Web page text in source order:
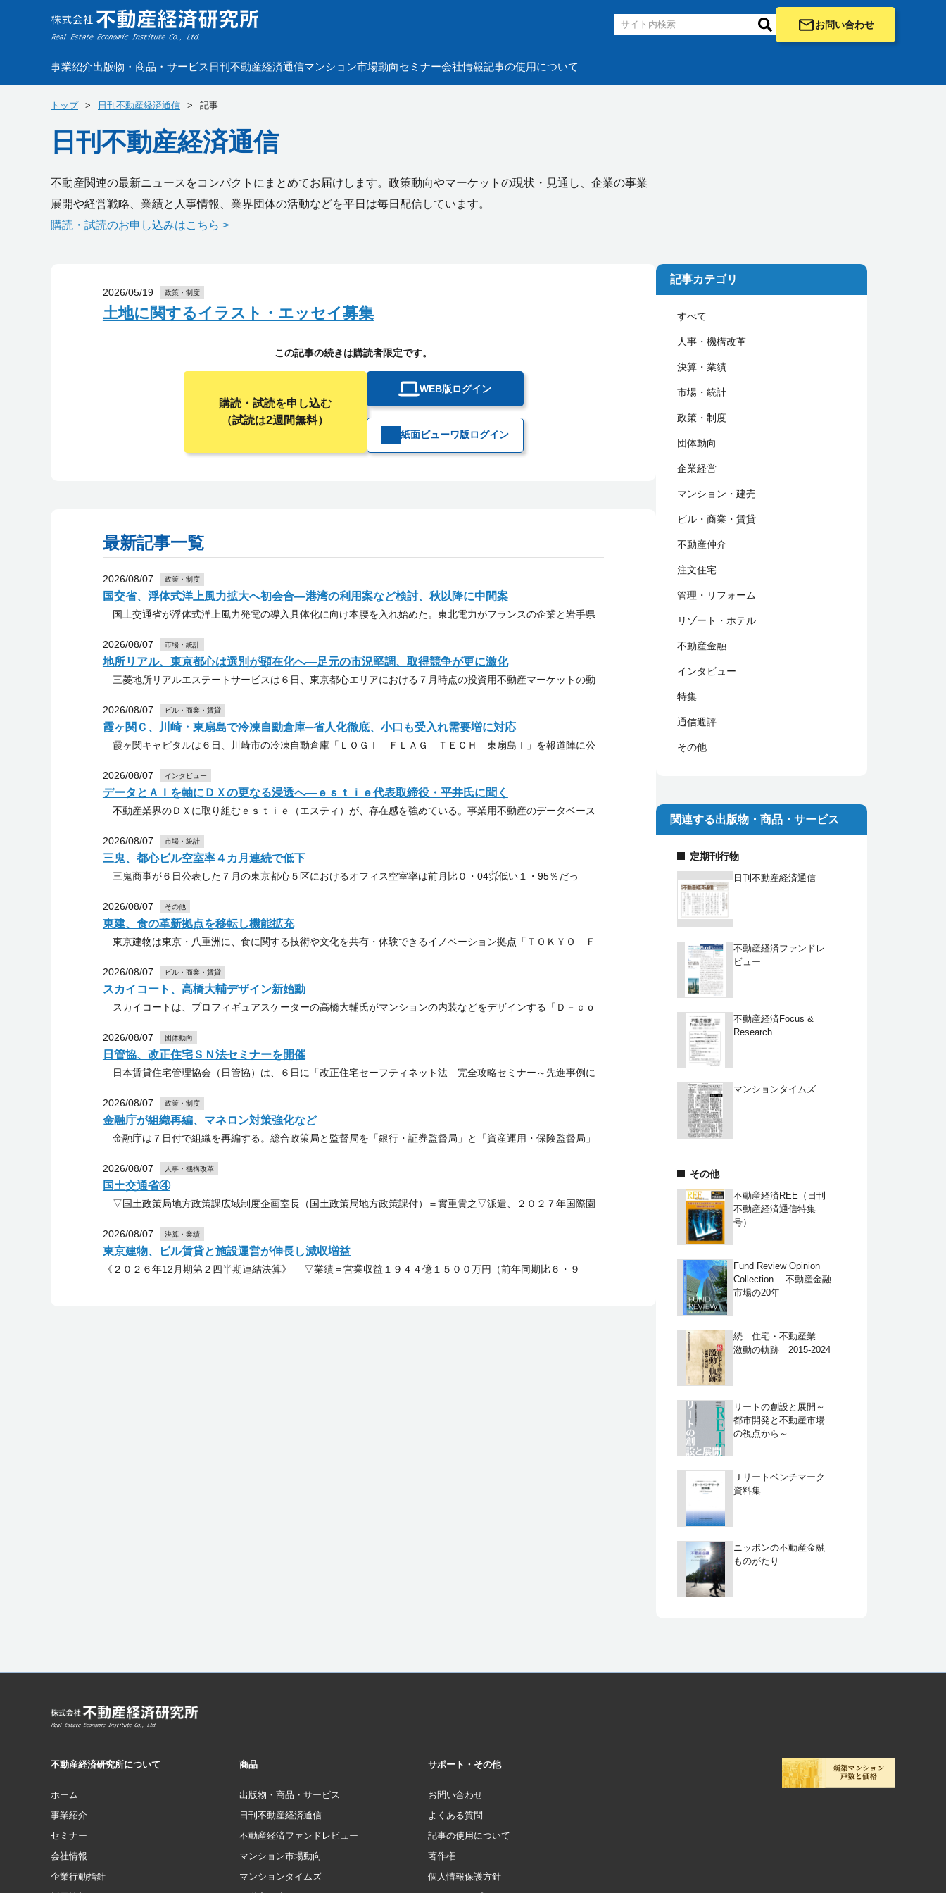
お問い合わせ
事業紹介出版物・商品・サービス 日刊不動産経済通信マンション市場動向セミナー会社情報記事の使用について
トップ 日刊不動産経済通信 記事
日刊不動産経済通信
不動産関連の最新ニュースをコンパクトにまとめてお届けします。政策動向やマーケットの現状・見通し、企業の事業
展開や経営戦略、業績と人事情報、業界団体の活動などを平日は毎日配信しています。
購読・試読のお申し込みはこちら >
2026/05/19 政策・制度
土地に関するイラスト・エッセイ募集
この記事の続きは購読者限定です。
購読・試読を申し込む
（試読は2週間無料）
WEB版ログイン
紙面ビューワ版ログイン
最新記事一覧
2026/08/07 政策・制度
国交省、浮体式洋上風力拡大へ初会合―港湾の利用案など検討、秋以降に中間案
国土交通省が浮体式洋上風力発電の導入具体化に向け本腰を入れ始めた。東北電力がフランスの企業と岩手県
2026/08/07 市場・統計
地所リアル、東京都心は選別が顕在化へ―足元の市況堅調、取得競争が更に激化
三菱地所リアルエステートサービスは６日、東京都心エリアにおける７月時点の投資用不動産マーケットの動
2026/08/07 ビル・商業・賃貸
霞ヶ関Ｃ、川崎・東扇島で冷凍自動倉庫─省人化徹底、小口も受入れ需要増に対応
霞ヶ関キャピタルは６日、川崎市の冷凍自動倉庫「ＬＯＧＩ ＦＬＡＧ ＴＥＣＨ 東扇島Ⅰ」を報道陣に公
2026/08/07 インタビュー
データとＡＩを軸にＤＸの更なる浸透へ―ｅｓｔｉｅ代表取締役・平井氏に聞く
不動産業界のＤＸに取り組むｅｓｔｉｅ（エスティ）が、存在感を強めている。事業用不動産のデータベース
2026/08/07 市場・統計
三鬼、都心ビル空室率４カ月連続で低下
三鬼商事が６日公表した７月の東京都心５区におけるオフィス空室率は前月比０・04㌽低い１・95％だっ
2026/08/07 その他
東建、食の革新拠点を移転し機能拡充
東京建物は東京・八重洲に、食に関する技術や文化を共有・体験できるイノベーション拠点「ＴＯＫＹＯ Ｆ
2026/08/07 ビル・商業・賃貸
スカイコート、高橋大輔デザイン新始動
スカイコートは、プロフィギュアスケーターの高橋大輔氏がマンションの内装などをデザインする「Ｄ－ｃｏ
2026/08/07 団体動向
日管協、改正住宅ＳＮ法セミナーを開催
日本賃貸住宅管理協会（日管協）は、６日に「改正住宅セーフティネット法 完全攻略セミナー～先進事例に
2026/08/07 政策・制度
金融庁が組織再編、マネロン対策強化など
金融庁は７日付で組織を再編する。総合政策局と監督局を「銀行・証券監督局」と「資産運用・保険監督局」
2026/08/07 人事・機構改革
国土交通省④
▽国土政策局地方政策課広域制度企画室長（国土政策局地方政策課付）＝實重貴之▽派遣、２０２７年国際園
2026/08/07 決算・業績
東京建物、ビル賃貸と施設運営が伸長し減収増益
《２０２６年12月期第２四半期連結決算》 ▽業績＝営業収益１９４４億１５００万円（前年同期比６・９
記事カテゴリ
すべて
人事・機構改革
決算・業績
市場・統計
政策・制度
団体動向
企業経営
マンション・建売
ビル・商業・賃貸
不動産仲介
注文住宅
管理・リフォーム
リゾート・ホテル
不動産金融
インタビュー
特集
通信週評
その他
関連する出版物・商品・サービス
定期刊行物
日刊不動産経済通信
不動産経済ファンドレ
ビュー
不動産経済Focus &
Research
マンションタイムズ
その他
不動産経済REE（日刊
不動産経済通信特集
号）
Fund Review Opinion
Collection ―不動産金融
市場の20年
続 住宅・不動産業
激動の軌跡 2015-2024
リートの創設と展開～
都市開発と不動産市場
の視点から～
Ｊリートベンチマーク
資料集
ニッポンの不動産金融
ものがたり
不動産経済研究所について
ホーム
事業紹介
セミナー
会社情報
企業行動指針
商品
出版物・商品・サービス
日刊不動産経済通信
不動産経済ファンドレビュー
マンション市場動向
マンションタイムズ
サポート・その他
お問い合わせ
よくある質問
記事の使用について
著作権
個人情報保護方針